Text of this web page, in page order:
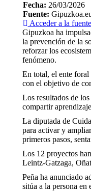
Fecha: 26/03/2026
Fuente:
Acceder a la fuente
Gipuzkoa ha
la prevención de la
reforzar los
fenómeno.
En total, el ente foral
con el objetivo de
Los resultados de
compartir
La diputada de
para activar y
primeros pasos,
Los 12 proyectos
Leintz-Gatzaga,
Peña ha anunciado
sitúa a la persona